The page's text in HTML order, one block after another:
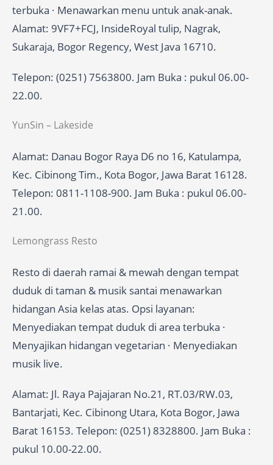
terbuka · Menawarkan menu untuk anak-anak.
Alamat: 9VF7+FCJ, InsideRoyal tulip, Nagrak,
Sukaraja, Bogor Regency, West Java 16710.
Telepon: (0251) 7563800. Jam Buka : pukul 06.00-
22.00.
YunSin – Lakeside
Alamat: Danau Bogor Raya D6 no 16, Katulampa,
Kec. Cibinong Tim., Kota Bogor, Jawa Barat 16128.
Telepon: 0811-1108-900. Jam Buka : pukul 06.00-
21.00.
Lemongrass Resto
Resto di daerah ramai & mewah dengan tempat
duduk di taman & musik santai menawarkan
hidangan Asia kelas atas. Opsi layanan:
Menyediakan tempat duduk di area terbuka ·
Menyajikan hidangan vegetarian · Menyediakan
musik live.
Alamat: Jl. Raya Pajajaran No.21, RT.03/RW.03,
Bantarjati, Kec. Cibinong Utara, Kota Bogor, Jawa
Barat 16153. Telepon: (0251) 8328800. Jam Buka :
pukul 10.00-22.00.